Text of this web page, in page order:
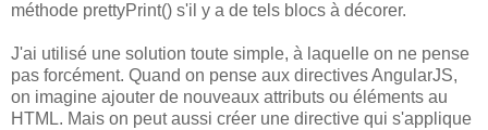
méthode prettyPrint() s'il y a de tels blocs à décorer.
J'ai utilisé une solution toute simple, à laquelle on ne pense
pas forcément. Quand on pense aux directives AngularJS,
on imagine ajouter de nouveaux attributs ou éléments au
HTML. Mais on peut aussi créer une directive qui s'applique